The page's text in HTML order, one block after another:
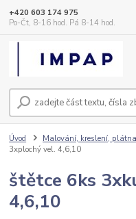
+420 603 174 975
Po-Čt, 8-16 hod. Pá 8-14 hod.
Úvod Malování, kreslení, plátna
3xplochý vel. 4,6,10
štětce 6ks
4,6,10